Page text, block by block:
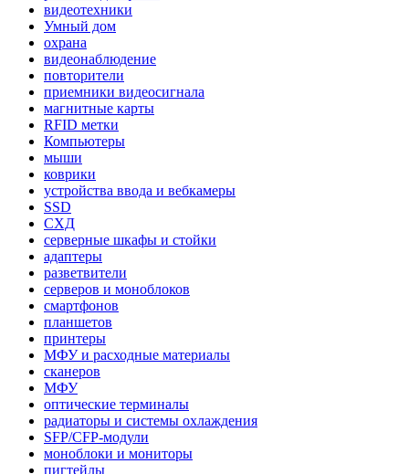
видеотехники
Умный дом
охрана
видеонаблюдение
повторители
приемники видеосигнала
магнитные карты
RFID метки
Компьютеры
мыши
коврики
устройства ввода и вебкамеры
SSD
СХД
серверные шкафы и стойки
адаптеры
разветвители
серверов и моноблоков
смартфонов
планшетов
принтеры
МФУ и расходные материалы
сканеров
МФУ
оптические терминалы
радиаторы и системы охлаждения
SFP/CFP-модули
моноблоки и мониторы
пигтейлы